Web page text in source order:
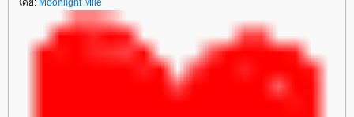
ดย: Moonlight Mile